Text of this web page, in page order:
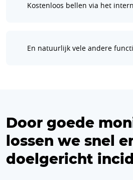
Kostenloos bellen via het
En natuurlijk vele andere
Door goede
lossen we snel
doelgericht